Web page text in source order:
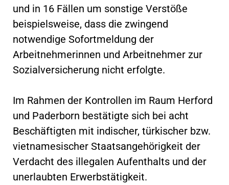
und in 16 Fällen um sonstige Verstöße
beispielsweise, dass die zwingend
notwendige Sofortmeldung der
Arbeitnehmerinnen und Arbeitnehmer zur
Sozialversicherung nicht erfolgte.
Im Rahmen der Kontrollen im Raum Herford
und Paderborn bestätigte sich bei acht
Beschäftigten mit indischer, türkischer bzw.
vietnamesischer Staatsangehörigkeit der
Verdacht des illegalen Aufenthalts und der
unerlaubten Erwerbstätigkeit.